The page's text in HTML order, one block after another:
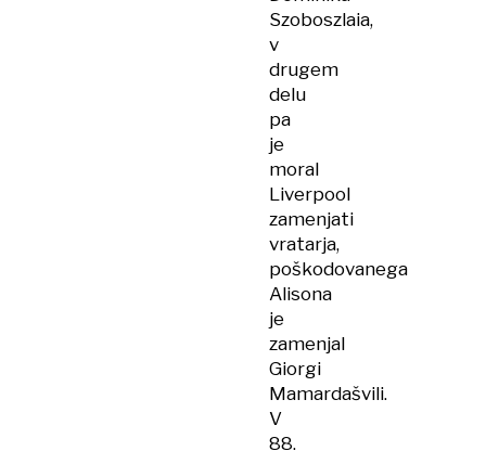
Szoboszlaia,
v
drugem
delu
pa
je
moral
Liverpool
zamenjati
vratarja,
poškodovanega
Alisona
je
zamenjal
Giorgi
Mamardašvili.
V
88.